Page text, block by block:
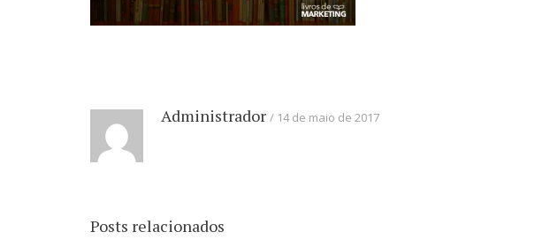
Administrador 14 de maio de 2017
Posts relacionados